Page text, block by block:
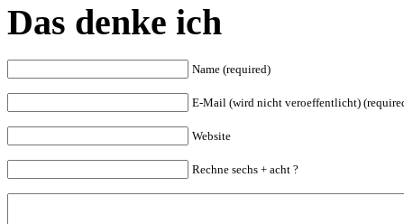
Das denke ich
Name (required)
E-Mail (wird nicht veroeffentlicht)
Website
Rechne sechs + acht ?